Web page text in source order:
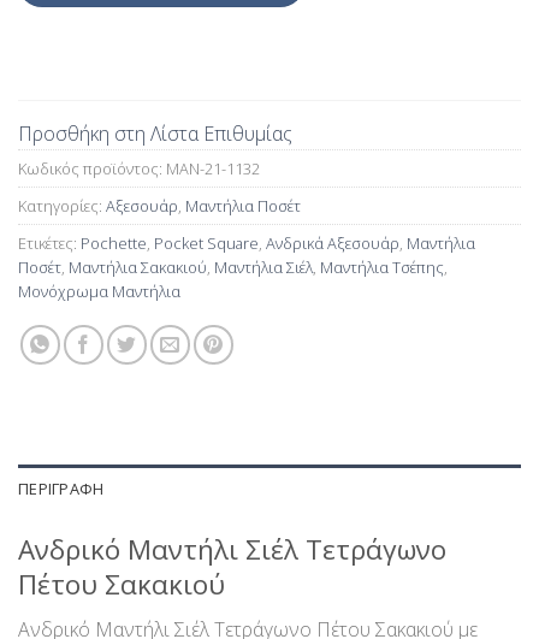
Προσθήκη στη Λίστα Επιθυμίας
Κωδικός προϊόντος: MAN-21-1132
Κατηγορίες: Αξεσουάρ, Μαντήλια Ποσέτ
Ετικέτες: Pochette, Pocket Square, Ανδρικά Αξεσουάρ, Μαντήλια
Ποσέτ, Μαντήλια Σακακιού, Μαντήλια Σιέλ, Μαντήλια Τσέπης,
Μονόχρωμα Μαντήλια
ΠΕΡΙΓΡΑΦΉ
Ανδρικό Μαντήλι Σιέλ Τετράγωνο
Πέτου Σακακιού
Ανδρικό Μαντήλι Σιέλ Τετράγωνο Πέτου Σακακιού με